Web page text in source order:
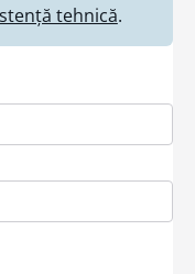
tehnică.